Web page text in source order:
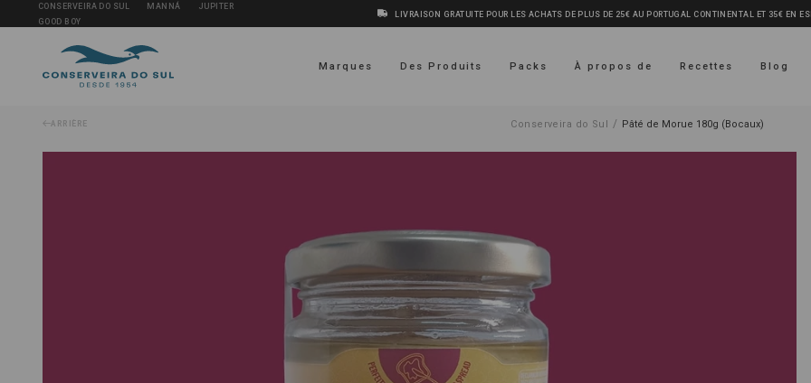
CONSERVEIRA DO SUL MANNÁ
JUPITER
GOOD BOY
LIVRAISON GRATUITE POUR LES ACHATS DE PLUS DE 25€ AU PORTUGAL CONTINENTAL ET 35€ EN
Marques Des Produits Packs À propos de Recettes Blog
ARRIÈRE Conserveira do Sul / Pâté de Morue 180g (Bocaux)